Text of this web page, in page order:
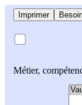
Imprimer
Métier,